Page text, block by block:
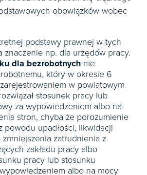
obowiązków wobec
podstawy prawnej w tych
znaczenie np. dla urzędów pracy.
dla bezrobotnych nie
który w okresie 6
w powiatowym
stosunek pracy lub
za wypowiedzeniem albo na
stron, chyba że porozumienie
powodu upadłości, likwidacji
zatrudnienia z
zakładu pracy albo
pracy lub stosunku
albo na mocy